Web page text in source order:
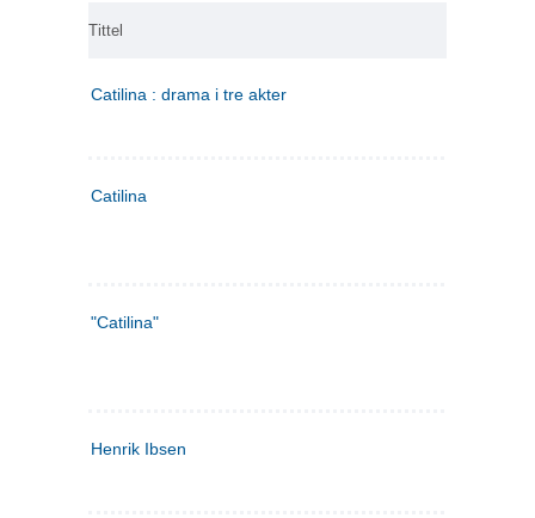
Tittel
Catilina : drama i tre akter
Catilina
"Catilina"
Henrik Ibsen